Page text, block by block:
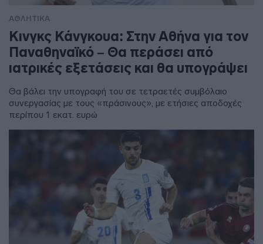
ΑΘΛΗΤΙΚΑ
Κινγκς Κάνγκουα: Στην Αθήνα για τον
Παναθηναϊκό – Θα περάσει από
ιατρικές εξετάσεις και θα υπογράψει
Θα βάλει την υπογραφή του σε τετραετές συμβόλαιο
συνεργασίας με τους «πράσινους», με ετήσιες αποδοχές
περίπου 1 εκατ. ευρώ